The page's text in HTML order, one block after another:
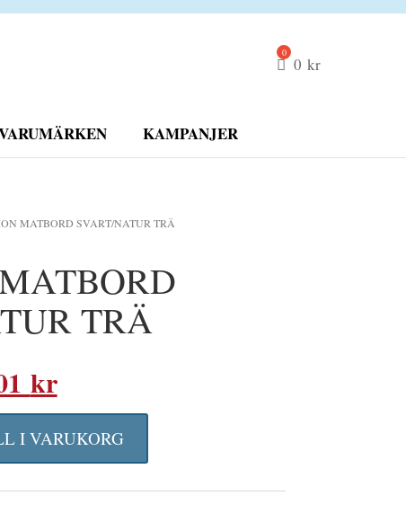
0kr
KAMPANJER
MATBORD SVART/NATUR TRÄ
TRÄ
krDet
nuvarande
priset
är:
16
I VARUKORG